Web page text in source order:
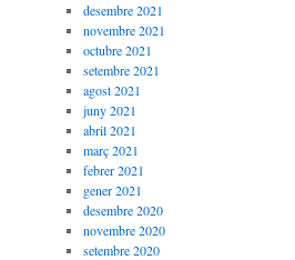
desembre 2021
novembre 2021
octubre 2021
setembre 2021
agost 2021
juny 2021
abril 2021
març 2021
febrer 2021
gener 2021
desembre 2020
novembre 2020
setembre 2020